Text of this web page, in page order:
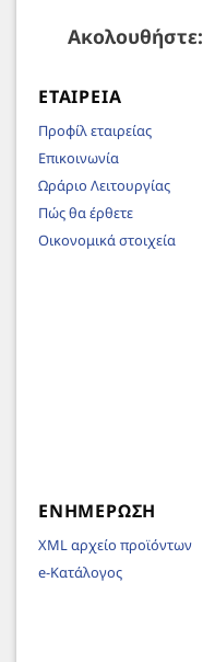
Ακολουθήστε:
ΕΤΑΙΡΕΊΑ
Προφίλ εταιρείας
Επικοινωνία
Ωράριο Λειτουργίας
Πώς θα έρθετε
Οικονομικά στοιχεία
ΕΝΗΜΈΡΩΣΗ
XML αρχείο προϊόντων
e-Κατάλογος